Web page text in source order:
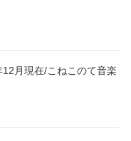
月現在/こねこのて音楽